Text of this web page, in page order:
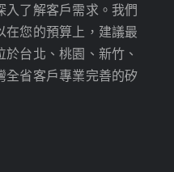
入了解客戶需求。我們
在您的預算上，建議最
台北、桃園、新竹、
全省客戶專業完善的矽